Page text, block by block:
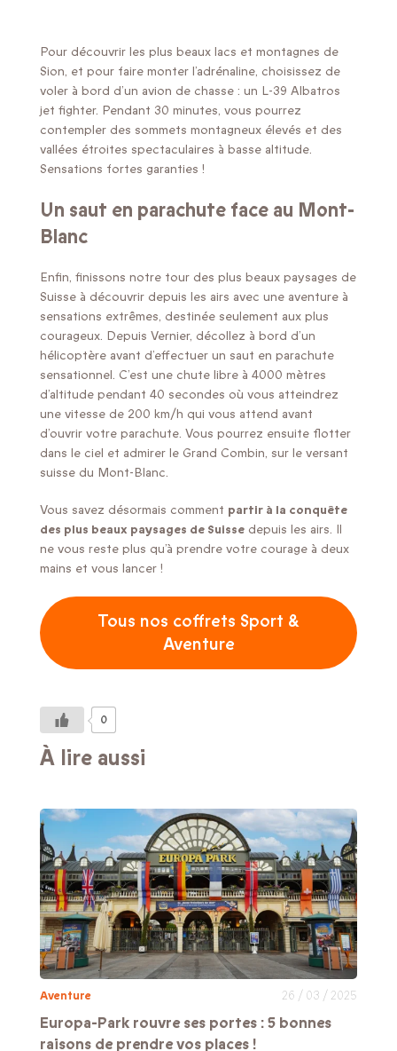
Pour découvrir les plus beaux lacs et montagnes de
Sion, et pour faire monter l’adrénaline, choisissez de
voler à bord d’un avion de chasse : un L-39 Albatros
jet fighter. Pendant 30 minutes, vous pourrez
contempler des sommets montagneux élevés et des
vallées étroites spectaculaires à basse altitude.
Sensations fortes garanties !
Un saut en parachute face au Mont-
Blanc
Enfin, finissons notre tour des plus beaux paysages de
Suisse à découvrir depuis les airs avec une aventure à
sensations extrêmes, destinée seulement aux plus
courageux. Depuis Vernier, décollez à bord d’un
hélicoptère avant d’effectuer un saut en parachute
sensationnel. C’est une chute libre à 4000 mètres
d’altitude pendant 40 secondes où vous atteindrez
une vitesse de 200 km/h qui vous attend avant
d’ouvrir votre parachute. Vous pourrez ensuite flotter
dans le ciel et admirer le Grand Combin, sur le versant
suisse du Mont-Blanc.
Vous savez désormais comment partir à la conquête
des plus beaux paysages de Suisse depuis les airs. Il
ne vous reste plus qu’à prendre votre courage à deux
mains et vous lancer !
Tous nos coffrets Sport &
Aventure
0
À lire aussi
Aventure 26 / 03 / 2025
Europa-Park rouvre ses portes : 5 bonnes
raisons de prendre vos places !